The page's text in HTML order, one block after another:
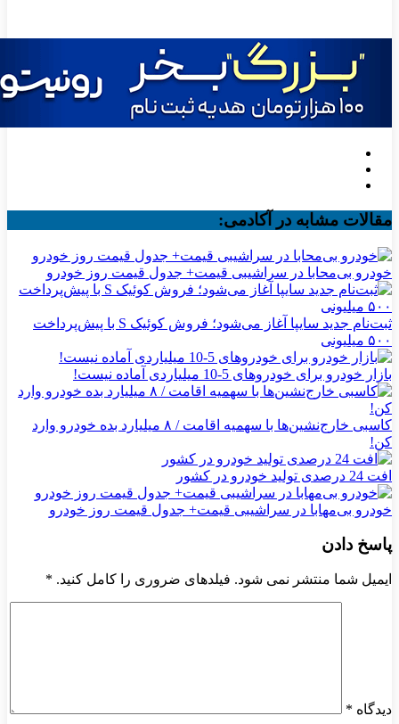
مقالات مشابه در آکادمی:
خودرو بی‌محابا در سراشیبی قیمت+ جدول قیمت روز خودرو
ثبت‌نام جدید سایپا آغاز می‌شود؛ فروش کوئیک S با پیش‌پرداخت
۵۰۰ میلیونی
بازار خودرو برای خودروهای 5-10 میلیاردی آماده نیست!
کاسبی خارج‌نشین‌ها با سهمیه اقامت / ۸ میلیارد بده خودرو وارد
کن!
افت 24 درصدی تولید خودرو در کشور
خودرو بی‌مهابا در سراشیبی قیمت+ جدول قیمت روز خودرو
پاسخ دادن
ایمیل شما منتشر نمی شود. فیلدهای ضروری را کامل کنید. *
دیدگاه *